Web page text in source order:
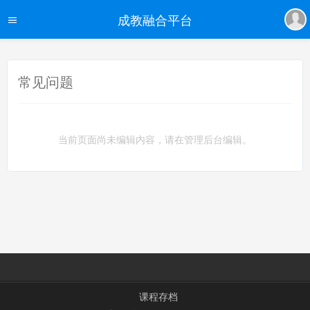
成教融合平台
常见问题
当前页面尚未编辑内容，请在管理后台编辑。
课程存档